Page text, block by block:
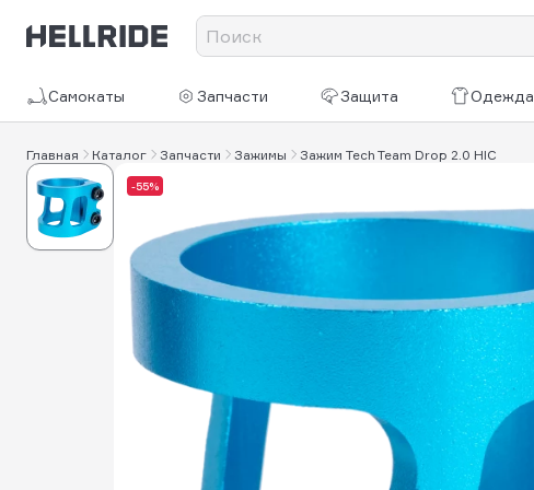
Самокаты Запчасти Защита Одежда
Главная Каталог Запчасти Зажимы Зажим Tech Team Drop 2.0 HIC
-55%